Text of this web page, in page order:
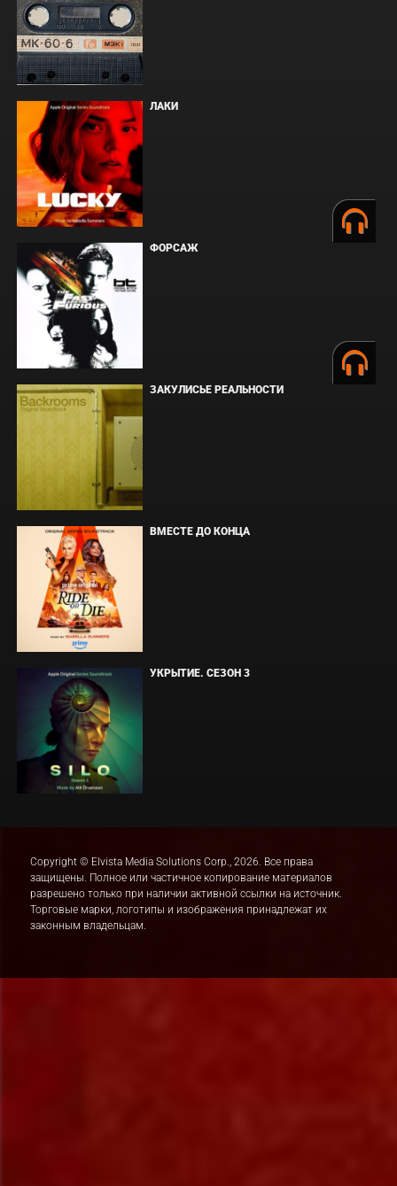
ЛАКИ
ФОРСАЖ
ЗАКУЛИСЬЕ РЕАЛЬНОСТИ
ВМЕСТЕ ДО КОНЦА
УКРЫТИЕ. СЕЗОН 3
Copyright © Elvista Media Solutions Corp., 2026. Все права
защищены. Полное или частичное копирование материалов
разрешено только при наличии активной ссылки на источник.
Торговые марки, логотипы и изображения принадлежат их
законным владельцам.